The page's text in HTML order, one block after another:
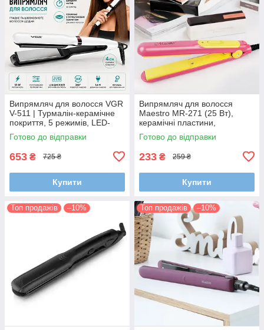
Випрямляч для волосся VGR
V-511 | Турмалін-керамічне
покриття, 5 режимів, LED-
дисплей, 140–220°C, 55 Вт
Готово до відправки
653 ₴ 725 ₴
Купити
Випрямляч для волосся
Maestro MR-271 (25 Вт),
керамічні пластини,
компактна праска для
волосся
Готово до відправки
233 ₴ 259 ₴
Купити
Топ продажів –10% Топ продажів –10%